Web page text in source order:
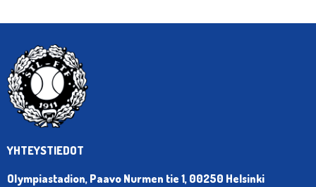
YHTEYSTIEDOT
Olympiastadion, Paavo Nurmen tie 1, 00250 Helsinki